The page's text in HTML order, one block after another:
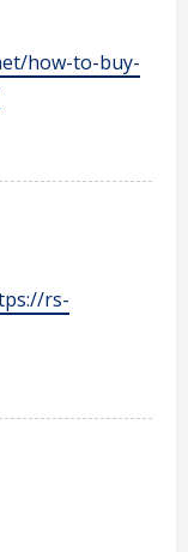
how-to-buy-
rs-